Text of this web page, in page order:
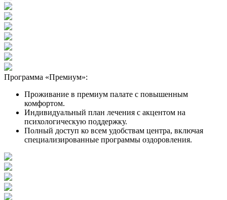
Программа «Премиум»:
Проживание в премиум палате с повышенным
комфортом.
Индивидуальный план лечения с акцентом на
психологическую поддержку.
Полный доступ ко всем удобствам центра, включая
специализированные программы оздоровления.